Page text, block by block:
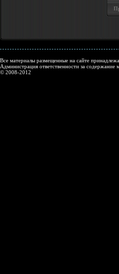
Все материалы размещенные на сайте
Администрация ответственности за содержание
© 2008-2012